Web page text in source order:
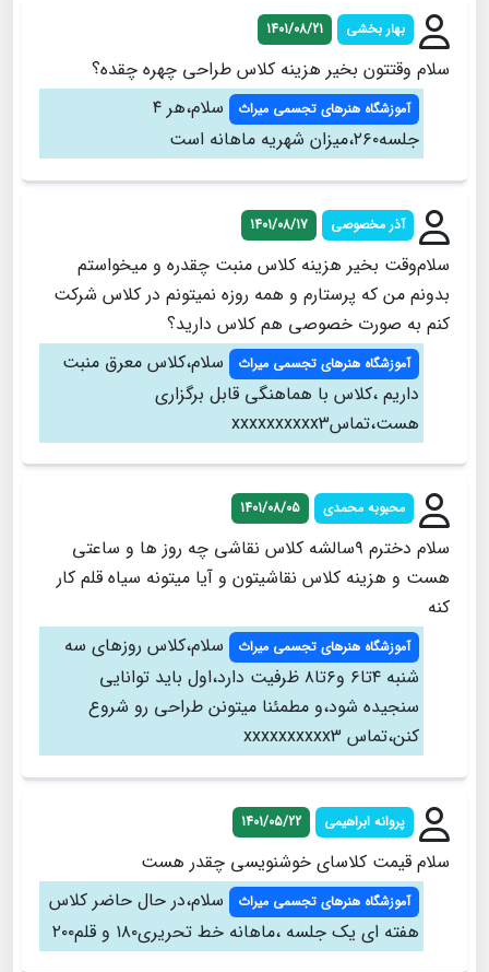
بهار بخشی 1401/08/21
سلام وقتتون بخیر هزینه کلاس طراحی چهره چقده؟
آموزشگاه هنرهای تجسمی میراث
سلام،هر ۴
جلسه۲۶۰،میزان شهریه ماهانه است
آذر مخصوصی 1401/08/17
سلام‌وقت بخیر هزینه کلاس منبت چقدره و میخواستم
بدونم من که پرستارم و همه روزه نمیتونم در کلاس شرکت
کنم به صورت خصوصی هم کلاس دارید؟
آموزشگاه هنرهای تجسمی میراث
سلام،کلاس معرق منبت
داریم ،کلاس با هماهنگی قابل برگزاری
هست،تماسxxxxxxxxxx3
محبوبه محمدی 1401/08/05
سلام دخترم ۹سالشه کلاس نقاشی چه روز ها و ساعتی
هست و هزینه کلاس نقاشیتون و آیا میتونه سیاه قلم کار
کنه
آموزشگاه هنرهای تجسمی میراث
سلام،کلاس روزهای سه
شنبه ۴تا۶ و۶تا۸ ظرفیت دارد،اول باید توانایی
سنجیده شود،و مطمئنا میتونن طراحی رو شروع
کنن،تماس xxxxxxxxxx3
پروانه ابراهیمی 1401/05/22
سلام قیمت کلاسای خوشنویسی چقدر هست
آموزشگاه هنرهای تجسمی میراث
سلام،در حال حاضر کلاس
هفته ای یک جلسه ،ماهانه خط تحریری۱۸۰ و قلم۲۰۰